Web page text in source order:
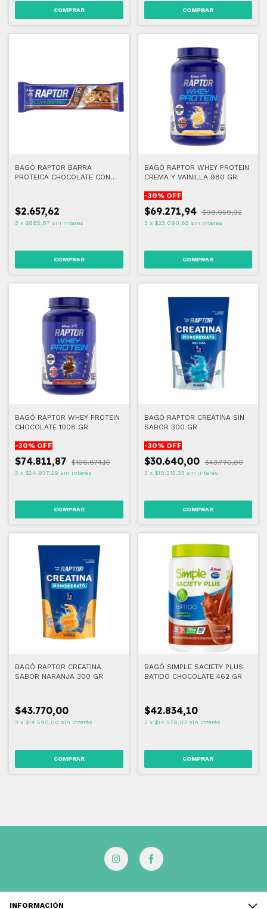
BAGÓ RAPTOR BARRA
PROTEICA CHOCOLATE CON
$2.657,62
3 x $885,87 sin interés
BAGÓ RAPTOR WHEY PROTEIN
CREMA Y VAINILLA 980 GR
-30% OFF
$69.271,94 $98.959,92
3 x $23.090,65 sin interés
COMPRAR
BAGÓ RAPTOR WHEY PROTEIN
CHOCOLATE 1008 GR
-30% OFF
$74.811,87 $106.874,10
3 x $24.937,29 sin interés
BAGÓ RAPTOR CREATINA SIN
SABOR 300 GR
-30% OFF
$30.640,00 $43.770,00
3 x $10.213,33 sin interés
BAGÓ RAPTOR CREATINA
SABOR NARANJA 300 GR
$43.770,00
3 x $14.590,00 sin interés
BAGÓ SIMPLE SACIETY PLUS
BATIDO CHOCOLATE 462 GR
$42.834,10
3 x $14.278,03 sin interés
INFORMACIÓN